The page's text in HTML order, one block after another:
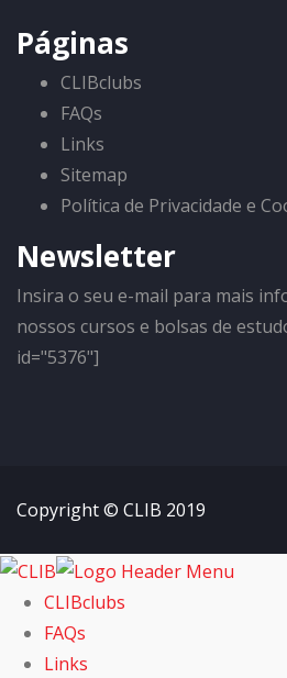
Páginas
CLIBclubs
FAQs
Links
Sitemap
Política de Privacidade e
Newsletter
Insira o seu e-mail para mais
nossos cursos e bolsas de
id="5376"]
Copyright © CLIB 2019
CLIBclubs
FAQs
Links